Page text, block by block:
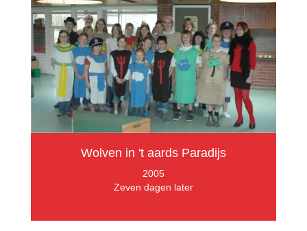
Wolven in 't aards Paradijs
2005
Zeven dagen later